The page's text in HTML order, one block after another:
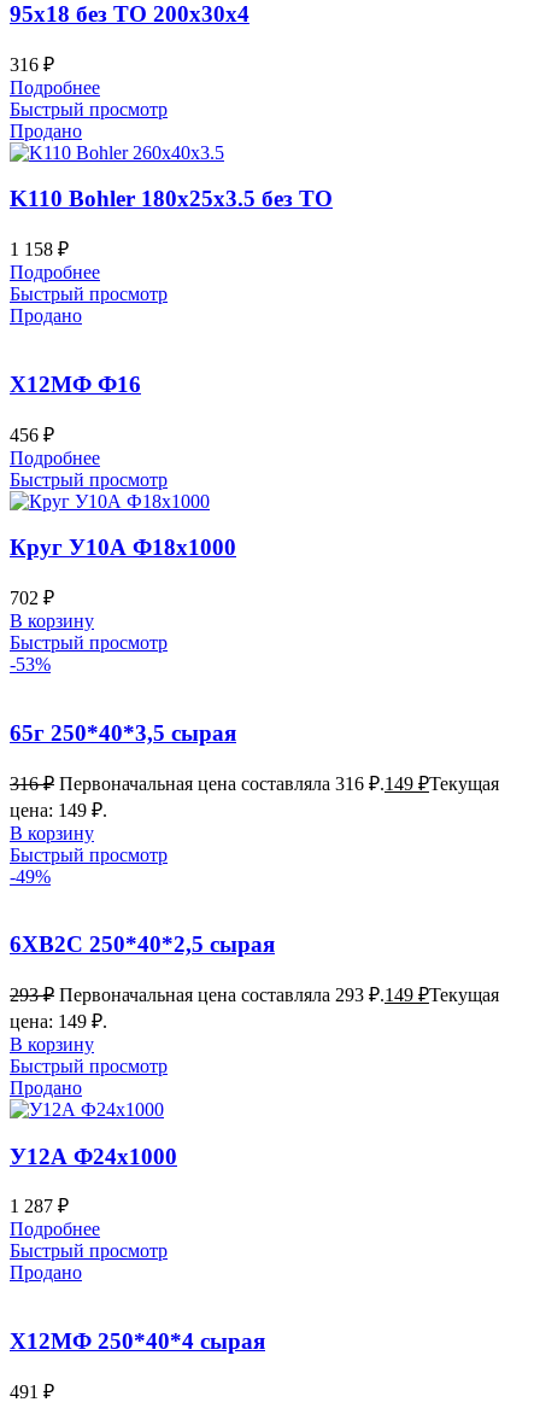
95х18 без ТО 200x30x4
316 ₽
Подробнее
Быстрый просмотр
Продано
K110 Bohler 180x25x3.5 без ТО
1 158 ₽
Подробнее
Быстрый просмотр
Продано
Х12МФ Ф16
456 ₽
Подробнее
Быстрый просмотр
Круг У10А Ф18х1000
702 ₽
В корзину
Быстрый просмотр
-53%
65г 250*40*3,5 сырая
316₽ Первоначальная цена составляла 316 ₽.149 ₽Текущая
цена: 149 ₽.
В корзину
Быстрый просмотр
-49%
6ХВ2С 250*40*2,5 сырая
293₽ Первоначальная цена составляла 293 ₽.149 ₽Текущая
цена: 149 ₽.
В корзину
Быстрый просмотр
Продано
У12А Ф24х1000
1 287 ₽
Подробнее
Быстрый просмотр
Продано
Х12МФ 250*40*4 сырая
491 ₽